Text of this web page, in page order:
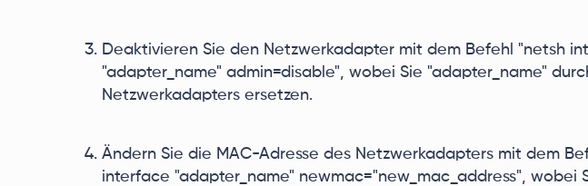
Deaktivieren Sie den Netzwerkadapter mit dem Befehl "netsh
"adapter_name" admin=disable", wobei Sie "adapter_name"
Netzwerkadapters ersetzen.
Ändern Sie die MAC-Adresse des Netzwerkadapters mit dem
interface "adapter_name" newmac="new_mac_address", wobei